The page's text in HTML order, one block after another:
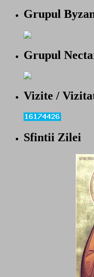
Grupul
Grupul
Vizite /
Sfintii Zilei